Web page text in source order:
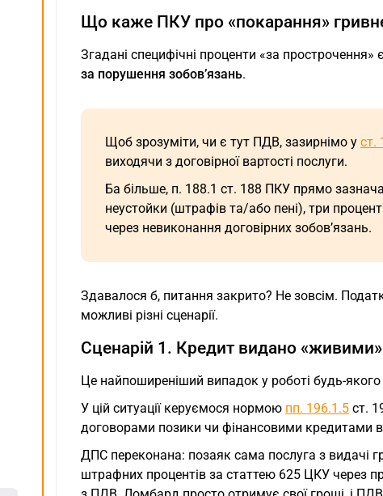
Що каже ПКУ про «покарання»
Згадані специфічні проценти «за прострочення»
за порушення зобов’язань.
Щоб зрозуміти, чи є тут ПДВ, зазирнімо у ст.
виходячи з договірної вартості послуги.
Ба більше, п. 188.1 ст. 188 ПКУ прямо
неустойки (штрафів та/або пені), три
через невиконання договірних зобов’язань.
Здавалося б, питання закрито? Не зовсім.
можливі різні сценарії.
Сценарій 1. Кредит видано
Це найпоширеніший випадок у роботі будь-
У цій ситуації керуємося нормою пп. 196.1.5 ст.
договорами позики чи фінансовими кредитами
ДПС переконана: позаяк сама послуга з видачі
штрафних процентів за статтею 625 ЦКУ через